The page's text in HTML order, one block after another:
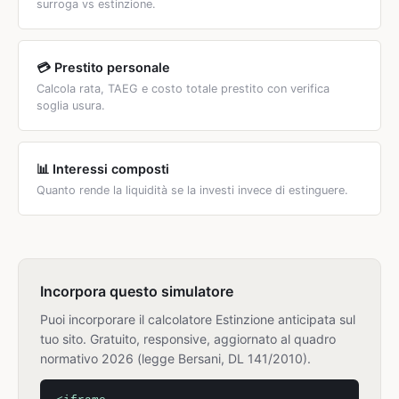
surroga vs estinzione.
💳 Prestito personale
Calcola rata, TAEG e costo totale prestito con verifica
soglia usura.
📊 Interessi composti
Quanto rende la liquidità se la investi invece di estinguere.
Incorpora questo simulatore
Puoi incorporare il calcolatore Estinzione anticipata sul
tuo sito. Gratuito, responsive, aggiornato al quadro
normativo 2026 (legge Bersani, DL 141/2010).